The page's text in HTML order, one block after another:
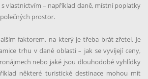
vlastnictvím – například daně, místní poplatky
prostor.
faktorem, na který je třeba brát zřetel. Je
trhu v dané oblasti – jak se vyvíjejí ceny,
nebo jaké jsou dlouhodobé vyhlídky
některé turistické destinace mohou mít
SE K ODBĚRU ČLÁNKŮ
tipy a rady e-mailem zdarma